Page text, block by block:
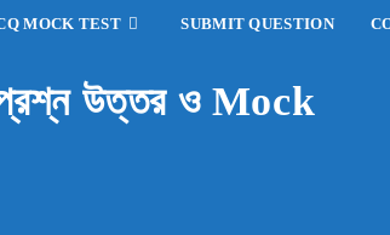
MOCK TEST SUBMIT QUESTION
উত্তর ও Mock